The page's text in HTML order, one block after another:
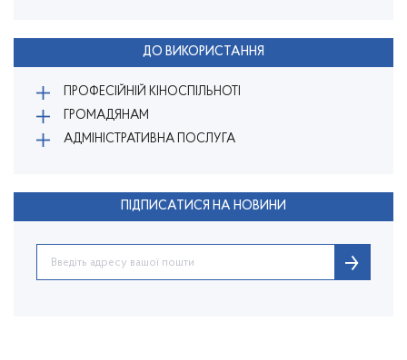
ДО ВИКОРИСТАННЯ
ПРОФЕСІЙНІЙ КІНОСПІЛЬНОТІ
ГРОМАДЯНАМ
АДМІНІСТРАТИВНА ПОСЛУГА
ПІДПИСАТИСЯ НА НОВИНИ